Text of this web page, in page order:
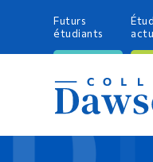
Futurs
étudiants